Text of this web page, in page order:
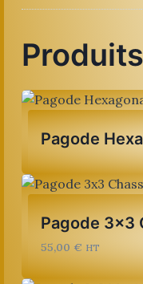
Pagode
Pagode 3×3
55,00 € HT